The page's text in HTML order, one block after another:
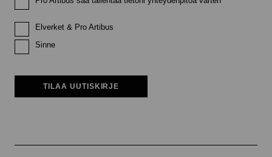
Elverket & Pro Artibus
Sinne
TILAA UUTISKIRJE